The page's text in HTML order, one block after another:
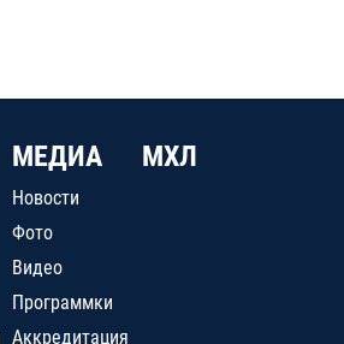
МЕДИА
Новости
Фото
Видео
Программки
Аккредитация
МХЛ